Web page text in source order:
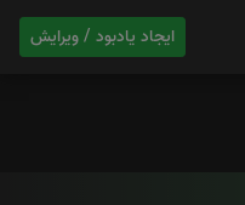
ایجاد یادبود / ویرایش